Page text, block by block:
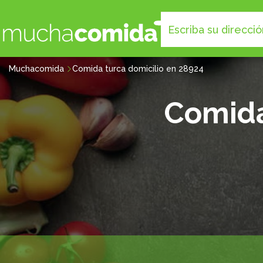
Muchacomida Comida turca domicilio en 28924